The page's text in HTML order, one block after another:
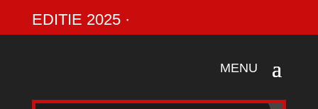
EDITIE 2025 ·